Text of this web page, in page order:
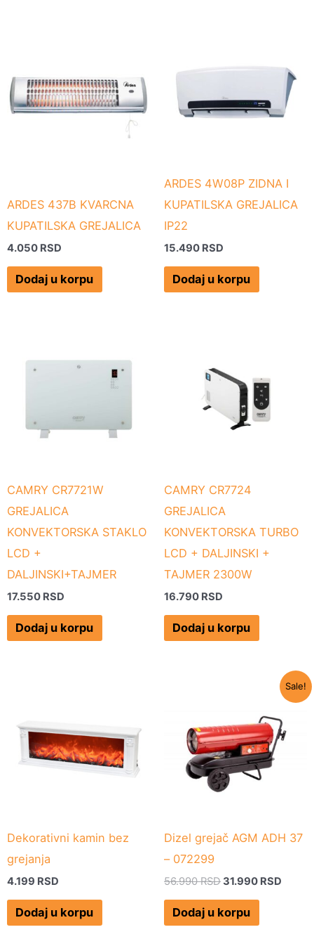
ARDES 437B KVARCNA
KUPATILSKA GREJALICA
4.050 RSD
Dodaj u korpu
ARDES 4W08P ZIDNA I
KUPATILSKA GREJALICA
IP22
15.490 RSD
Dodaj u korpu
CAMRY CR7721W
GREJALICA
KONVEKTORSKA STAKLO
LCD +
DALJINSKI+TAJMER
17.550 RSD
Dodaj u korpu
CAMRY CR7724
GREJALICA
KONVEKTORSKA TURBO
LCD + DALJINSKI +
TAJMER 2300W
16.790 RSD
Dodaj u korpu
Dekorativni kamin bez
grejanja
4.199 RSD
Dodaj u korpu
Sale!
Dizel grejač AGM ADH 37
– 072299
56.990RSD
56.990 RSD.
31.990 RSD
cena
je:
Dodaj u korpu